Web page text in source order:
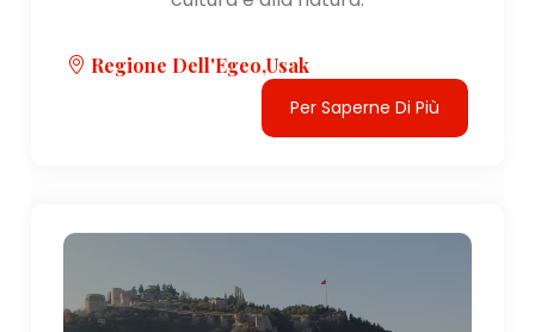
Regione Dell'Egeo,Usak
Per Saperne Di Più